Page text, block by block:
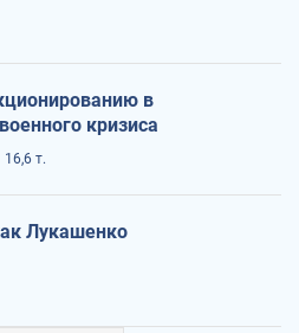
в
кризиса
16,6 т.
Лукашенко